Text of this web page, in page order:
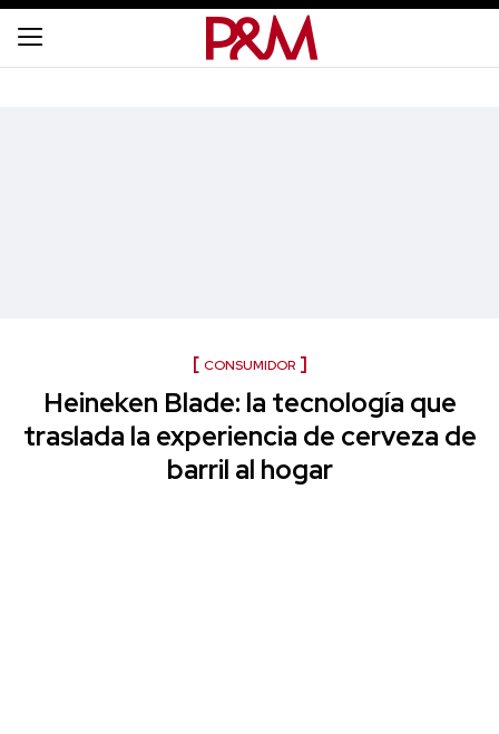
CONSUMIDOR
Heineken Blade: la tecnología que
traslada la experiencia de cerveza de
barril al hogar